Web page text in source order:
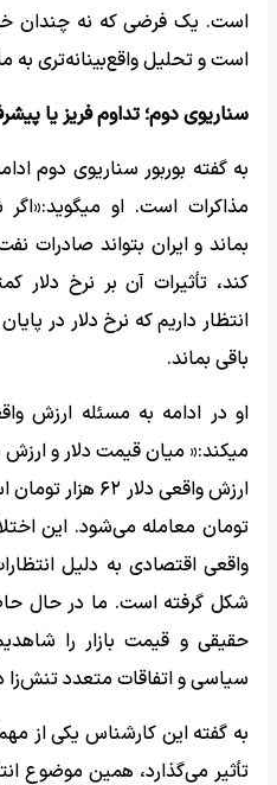
است. یک فرضی که نه چندان
است و تحلیل واقع‌بینانه‌تری به
سناریوی دوم؛ تداوم فریز یا
به گفته بوربور سناریوی دوم
مذاکرات است. او
بماند و ایران بتواند
کند، تأثیرات آن بر نرخ دلار
باقی بماند.
او در ادامه به مسئله ارزش
میکند:« میان قیمت دلار و
تومان معامله می‌شود. این
واقعی اقتصادی به دلیل
شکل گرفته است. ما در حال
حقیقی و قیمت بازار را
سیاسی و اتفاقات متعدد
به گفته این کارشناس یکی از
تأثیر می‌گذارد، همین موضوع